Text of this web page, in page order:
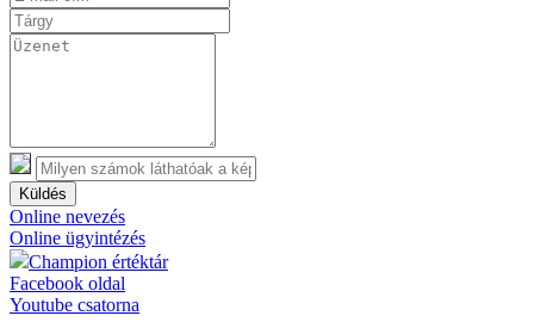
Küldés
Online nevezés
Online ügyintézés
Champion értéktár
Facebook oldal
Youtube csatorna